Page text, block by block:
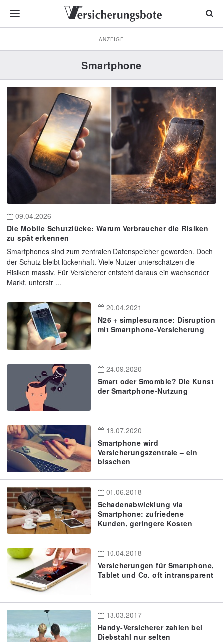
ANZEIGE
Smartphone
09.04.2026
Die Mobile Schutzlücke: Warum Verbraucher die Risiken
zu spät erkennen
Smartphones sind zum zentralen Datenspeicher geworden. Doch
der Schutz bleibt lückenhaft. Viele Nutzer unterschätzen die
Risiken massiv. Für Versicherer entsteht daraus ein wachsender
Markt, unterstr ...
20.04.2021
N26 + simplesurance: Disruption
mit Smartphone-Versicherung
24.09.2020
Smart oder Smombie? Die Kunst
der Smartphone-Nutzung
13.07.2020
Smartphone wird
Versicherungszentrale – ein
bisschen
01.06.2018
Schadenabwicklung via
Smartphone: zufriedene
Kunden, geringere Kosten
10.04.2018
Versicherungen für Smartphone,
Tablet und Co. oft intransparent
13.03.2017
Handy-Versicherer zahlen bei
Diebstahl nur selten